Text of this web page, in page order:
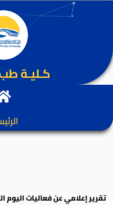
كـليـة
تقرير إعلامي عن فعاليات اليوم